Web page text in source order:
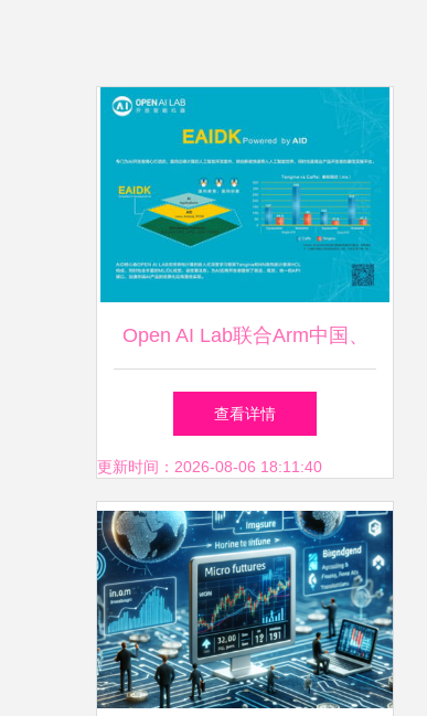
Open AI Lab联合Arm中国、
瑞芯微发布EAIDK 加速人工
智能应用软件开发新篇章
查看详情
更新时间：2026-08-06 18:11:40